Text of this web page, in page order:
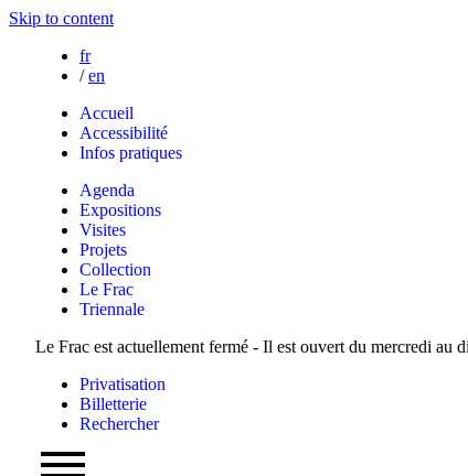
Skip to content
fr
/ en
Accueil
Accessibilité
Infos pratiques
Agenda
Expositions
Visites
Projets
Collection
Le Frac
Triennale
Le Frac est actuellement fermé - Il est ouvert du mercredi au
Privatisation
Billetterie
Rechercher